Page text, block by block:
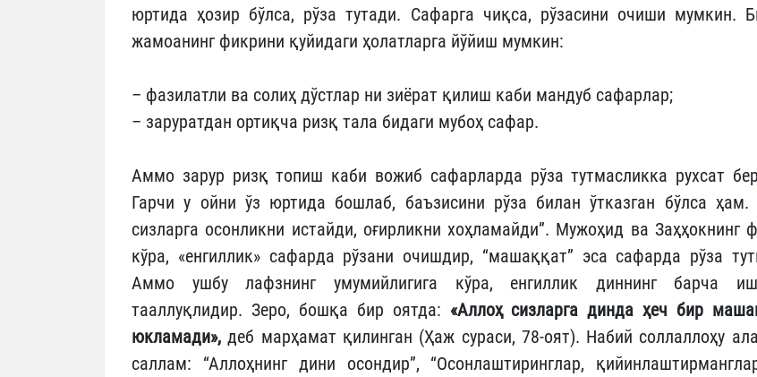
юртида ҳозир бўлса, рўза тутади. Сафарга чиқса, рўзасини очиши мумкин.
жамоанинг фикрини қуйидаги ҳолатларга йўйиш мумкин:
– фазилатли ва солиҳ дўстлар ни зиёрат қилиш каби мандуб сафарлар;
– заруратдан ортиқча ризқ тала бидаги мубоҳ сафар.
Аммо зарур ризқ топиш каби вожиб сафарларда рўза тутмасликка рухсат
Гарчи у ойни ўз юртида бошлаб, баъзисини рўза билан ўтказган бўлса ҳам.
сизларга осонликни истайди, оғирликни хоҳламайди”. Мужоҳид ва Заҳҳокнинг
кўра, «енгиллик» сафарда рўзани очишдир, “машаққат” эса сафарда рўза
Аммо ушбу лафзнинг умумийлигига кўра, енгиллик диннинг барча
тааллуқлидир. Зеро, бошқа бир оятда: «Аллоҳ сизларга динда ҳеч бир
юкламади», деб марҳамат қилинган (Ҳаж сураси, 78-оят). Набий соллаллоҳу
саллам: “Аллоҳнинг дини осондир”, “Осонлаштиринглар,